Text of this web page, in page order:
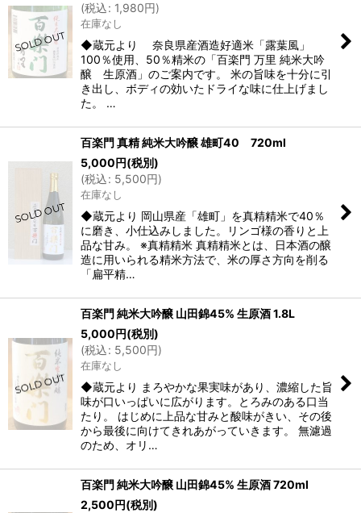
(税込: 1,980円)
在庫なし
◆蔵元より 奈良県産酒造好適米「露葉風」
100％使用、50％精米の「百楽門 万里 純米大吟
醸 生原酒」のご案内です。 米の旨味を十分に引
き出し、ボディの効いたドライな味に仕上げまし
た。 …
百楽門 真精 純米大吟醸 雄町40 720ml
5,000円(税別)
(税込: 5,500円)
在庫なし
◆蔵元より 岡山県産「雄町」を真精精米で40％
に磨き、小仕込みしました。リンゴ様の香りと上
品な甘み。 ※真精精米 真精精米とは、日本酒の醸
造に用いられる精米方法で、米の厚さ方向を削る
「扁平精…
百楽門 純米大吟醸 山田錦45% 生原酒 1.8L
5,000円(税別)
(税込: 5,500円)
在庫なし
◆蔵元より まろやかな果実味があり、濃縮した旨
味が口いっぱいに広がります。とろみのある口当
たり。 はじめに上品な甘みと酸味がきい、その後
から最後に向けてきれあがっていきます。 無濾過
のため、オリ…
百楽門 純米大吟醸 山田錦45% 生原酒 720ml
2,500円(税別)